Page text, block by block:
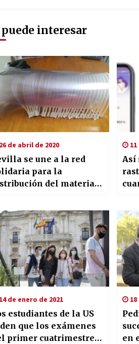
puede interesar
26 de abril de 2020
se une a la red
para la
del material
11
Así
14 de enero de 2021
estudiantes de la US
que los exámenes
primer cuatrimestre
18
en